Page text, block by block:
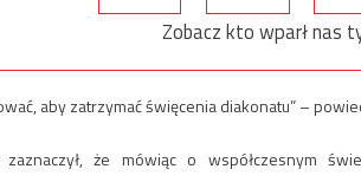
Zobacz kto wparł nas
aby zatrzymać święcenia diakonatu” –
zaznaczył, że mówiąc o współczesnym